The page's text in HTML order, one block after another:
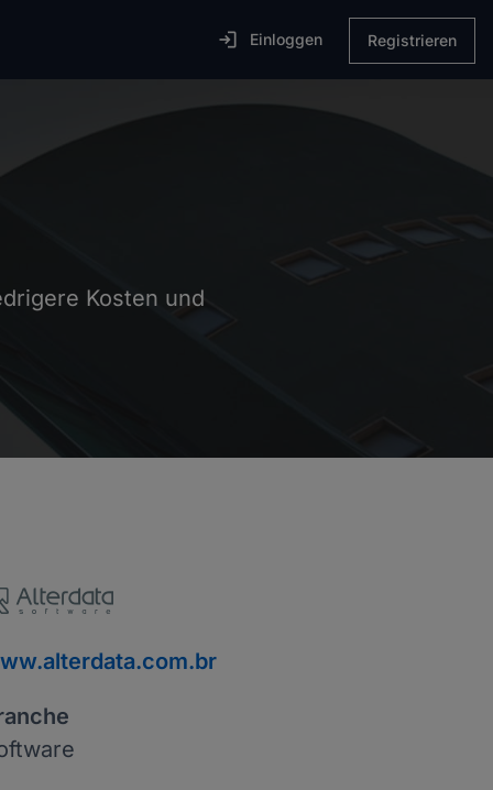
 Einloggen Registrieren
Kosten und